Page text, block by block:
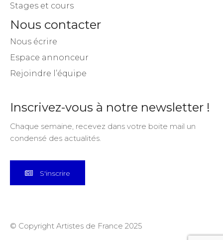
Stages et cours
Nous contacter
Nous écrire
Espace annonceur
Rejoindre l’équipe
Inscrivez-vous à notre newsletter !
Chaque semaine, recevez dans votre boite mail un
condensé des actualités.
S'inscrire
© Copyright Artistes de France 2025